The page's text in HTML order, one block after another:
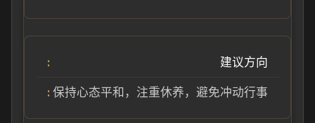
建议方向
保持心态平和，注重休养，避免冲动行事